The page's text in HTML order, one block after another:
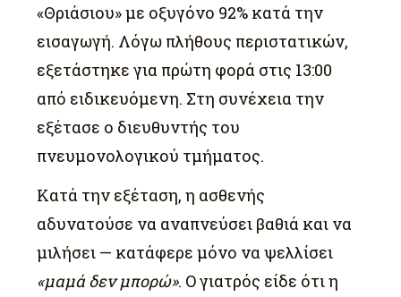
«Θριάσιου» με οξυγόνο 92% κατά την
εισαγωγή. Λόγω πλήθους περιστατικών,
εξετάστηκε για πρώτη φορά στις 13:00
από ειδικευόμενη. Στη συνέχεια την
εξέτασε ο διευθυντής του
πνευμονολογικού τμήματος.
Κατά την εξέταση, η ασθενής
αδυνατούσε να αναπνεύσει βαθιά και να
μιλήσει — κατάφερε μόνο να ψελλίσει
«μαμά δεν μπορώ». Ο γιατρός είδε ότι η